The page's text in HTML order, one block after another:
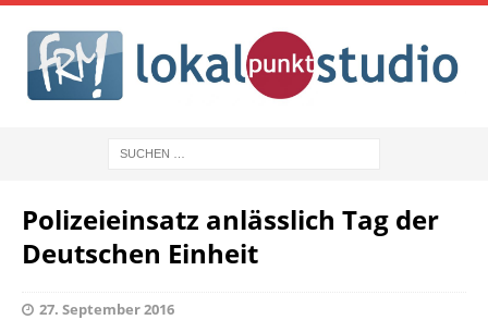
Polizeieinsatz anlässlich Tag der
Deutschen Einheit
27. September 2016